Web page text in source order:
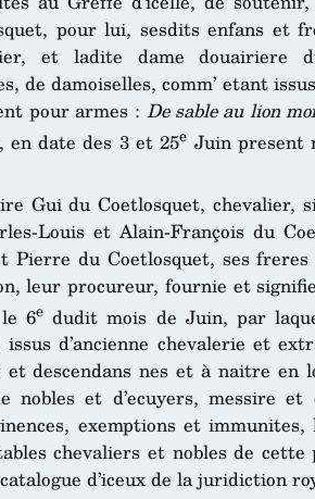
pour lui, sesdits enfans et
et ladite dame douairiere
de damoiselles, comm’ etant
pour armes : De sable au lion
en date des 3 et 25e Juin present
Gui du Coetlosquet,
Louis et Alain-François du
Pierre du Coetlosquet, ses
leur procureur, fournie et
6edudit mois de Juin, par
d’ancienne chevalerie et
descendans nes et à naitre en
nobles et d’ecuyers, messire
exemptions et
chevaliers et nobles de
d’iceux de la juridiction